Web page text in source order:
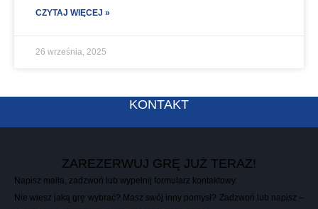
CZYTAJ WIĘCEJ »
26 września, 2025
KONTAKT
ZAREZERWUJ GRĘ JUŻ TERAZ!
Napisz maila, zadzwoń lub wypełnij formularz kontaktowy.
Nie wiesz jaką grę wybrać? Masz swój inny pomysł? Zadzwoń lub napisz –